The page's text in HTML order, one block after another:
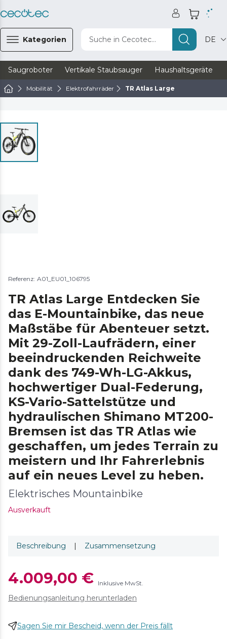
Kategorien Suche in Cecotec... DE
Saugroboter Vertikale Staubsauger Haushaltsgeräte
Mobilität Elektrofahrräder TR Atlas Large
Referenz: A01_EU01_106795
TR Atlas Large Entdecken Sie
das E-Mountainbike, das neue
Maßstäbe für Abenteuer setzt.
Mit 29-Zoll-Laufrädern, einer
beeindruckenden Reichweite
dank des 749-Wh-LG-Akkus,
hochwertiger Dual-Federung,
KS-Vario-Sattelstütze und
hydraulischen Shimano MT200-
Bremsen ist das TR Atlas wie
geschaffen, um jedes Terrain zu
meistern und Ihr Fahrerlebnis
auf ein neues Level zu heben.
Elektrisches Mountainbike
Ausverkauft
Beschreibung | Zusammensetzung
4.009,00 € Inklusive MwSt.
Bedienungsanleitung herunterladen
Sagen Sie mir Bescheid, wenn der Preis fällt